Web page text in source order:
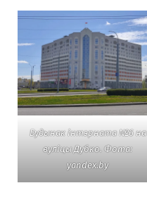
Будынак інтэрната №6 на
вуліцы Дубко. Фота:
yandex.by